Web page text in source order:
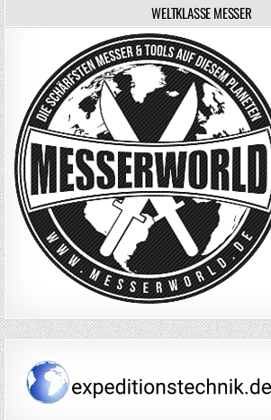
WELTKLASSE MESSER